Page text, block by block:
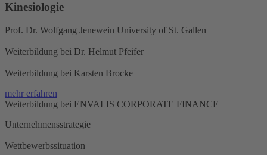
Kinesiologie
Prof. Dr. Wolfgang Jenewein University of St. Gallen
Weiterbildung bei Dr. Helmut Pfeifer
Weiterbildung bei Karsten Brocke
mehr erfahren
Weiterbildung bei ENVALIS CORPORATE FINANCE
Unternehmensstrategie
Wettbewerbssituation